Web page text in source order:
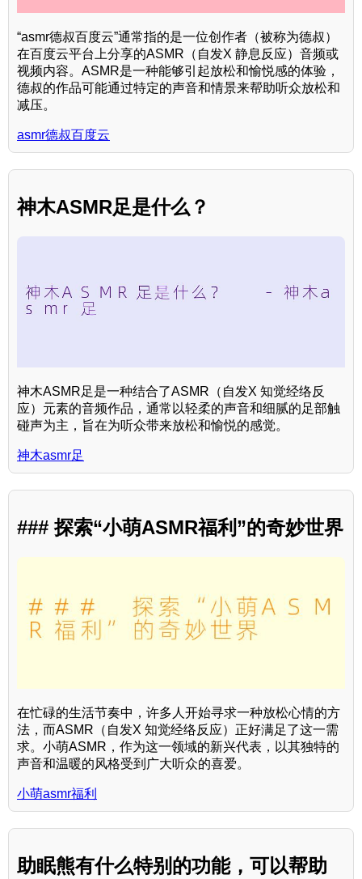
“asmr德叔百度云”通常指的是一位创作者（被称为德叔）
在百度云平台上分享的ASMR（自发X 静息反应）音频或
视频内容。ASMR是一种能够引起放松和愉悦感的体验，
德叔的作品可能通过特定的声音和情景来帮助听众放松和
减压。
asmr德叔百度云
神木ASMR足是什么？
神木ASMR足是一种结合了ASMR（自发X 知觉经络反
应）元素的音频作品，通常以轻柔的声音和细腻的足部触
碰声为主，旨在为听众带来放松和愉悦的感觉。
神木asmr足
### 探索“小萌ASMR福利”的奇妙世界
在忙碌的生活节奏中，许多人开始寻求一种放松心情的方
法，而ASMR（自发X 知觉经络反应）正好满足了这一需
求。小萌ASMR，作为这一领域的新兴代表，以其独特的
声音和温暖的风格受到广大听众的喜爱。
小萌asmr福利
助眠熊有什么特别的功能，可以帮助